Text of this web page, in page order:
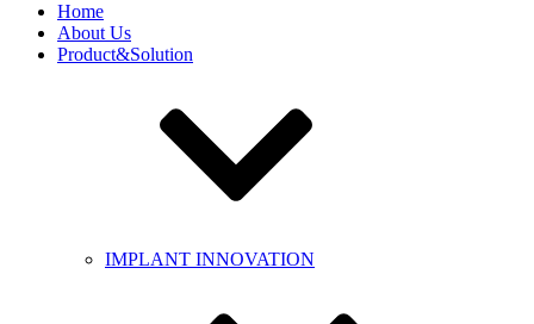
Home
About Us
Product&Solution
IMPLANT INNOVATION